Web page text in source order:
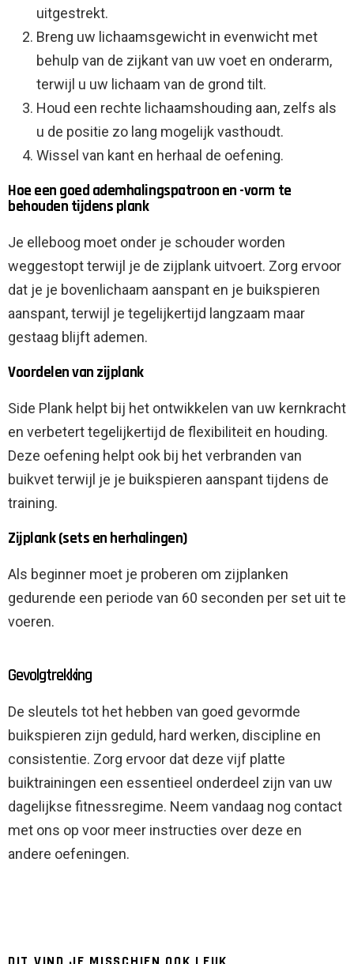
uitgestrekt.
Breng uw lichaamsgewicht in evenwicht met
behulp van de zijkant van uw voet en onderarm,
terwijl u uw lichaam van de grond tilt.
Houd een rechte lichaamshouding aan, zelfs als
u de positie zo lang mogelijk vasthoudt.
Wissel van kant en herhaal de oefening.
Hoe een goed ademhalingspatroon en -vorm te
behouden tijdens plank
Je elleboog moet onder je schouder worden
weggestopt terwijl je de zijplank uitvoert. Zorg ervoor
dat je je bovenlichaam aanspant en je buikspieren
aanspant, terwijl je tegelijkertijd langzaam maar
gestaag blijft ademen.
Voordelen van zijplank
Side Plank helpt bij het ontwikkelen van uw kernkracht
en verbetert tegelijkertijd de flexibiliteit en houding.
Deze oefening helpt ook bij het verbranden van
buikvet terwijl je je buikspieren aanspant tijdens de
training.
Zijplank (sets en herhalingen)
Als beginner moet je proberen om zijplanken
gedurende een periode van 60 seconden per set uit te
voeren.
Gevolgtrekking
De sleutels tot het hebben van goed gevormde
buikspieren zijn geduld, hard werken, discipline en
consistentie. Zorg ervoor dat deze vijf platte
buiktrainingen een essentieel onderdeel zijn van uw
dagelijkse fitnessregime. Neem vandaag nog contact
met ons op voor meer instructies over deze en
andere oefeningen.